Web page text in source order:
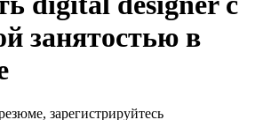
занятостью в
зарегистрируйтесь